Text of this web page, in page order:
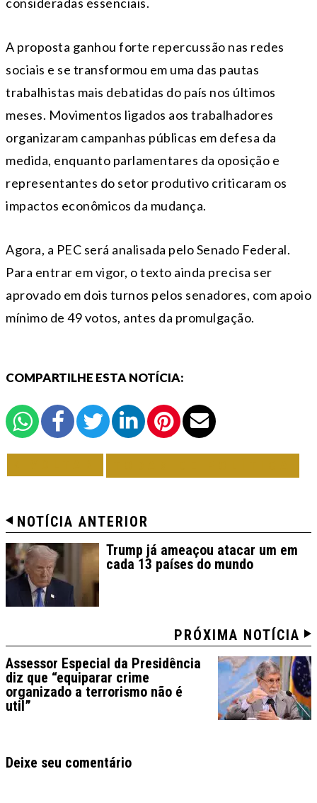
A proposta ganhou forte repercussão nas redes
sociais e se transformou em uma das pautas
trabalhistas mais debatidas do país nos últimos
meses. Movimentos ligados aos trabalhadores
organizaram campanhas públicas em defesa da
medida, enquanto parlamentares da oposição e
representantes do setor produtivo criticaram os
impactos econômicos da mudança.
Agora, a PEC será analisada pelo Senado Federal.
Para entrar em vigor, o texto ainda precisa ser
aprovado em dois turnos pelos senadores, com apoio
mínimo de 49 votos, antes da promulgação.
COMPARTILHE ESTA NOTÍCIA:
NOTÍCIA ANTERIOR
Trump já ameaçou atacar um em
cada 13 países do mundo
PRÓXIMA NOTÍCIA
Assessor Especial da Presidência
diz que “equiparar crime
organizado a terrorismo não é
util”
Deixe seu comentário